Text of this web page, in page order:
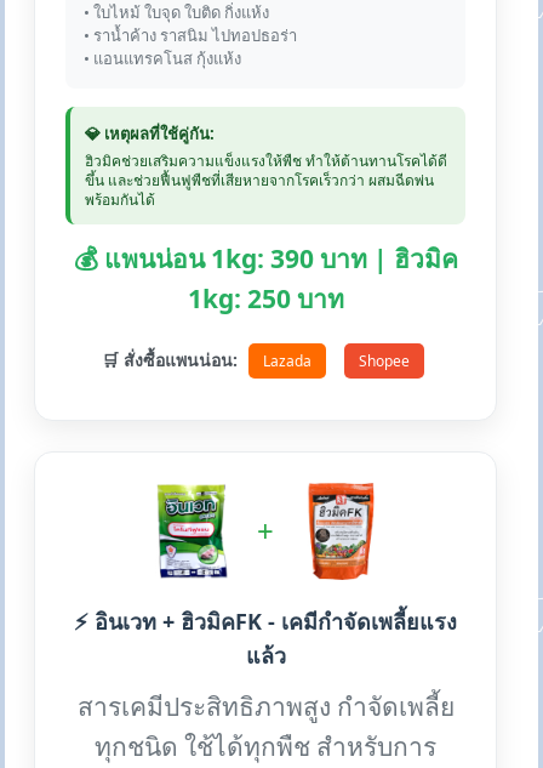
• ใบไหม้ ใบจุด ใบติด กิ่งแห้ง
• ราน้ำค้าง ราสนิม ไปทอปธอร่า
• แอนแทรคโนส กุ้งแห้ง
💎 เหตุผลที่ใช้คู่กัน:
ฮิวมิคช่วยเสริมความแข็งแรงให้พืช ทำให้ต้านทานโรคได้ดี
ขึ้น และช่วยฟื้นฟูพืชที่เสียหายจากโรคเร็วกว่า ผสมฉีดพ่น
พร้อมกันได้
💰 แพนน่อน 1kg: 390 บาท | ฮิวมิค
1kg: 250 บาท
🛒 สั่งซื้อแพนน่อน: Lazada Shopee
+
⚡ อินเวท + ฮิวมิคFK - เคมีกำจัดเพลี้ยแรง
แล้ว
สารเคมีประสิทธิภาพสูง กำจัดเพลี้ย
ทุกชนิด ใช้ได้ทุกพืช สำหรับการ